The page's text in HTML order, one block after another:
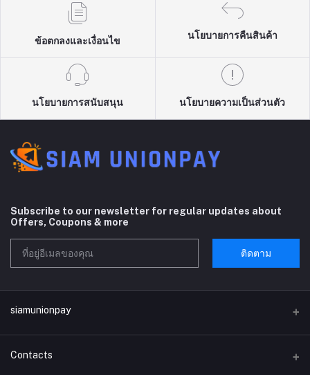
ข้อตกลงและเงื่อนไข
นโยบายการคืนสินค้า
นโยบายการสนับสนุน นโยบายความเป็นส่วนตัว
Subscribe to our newsletter for regular updates about
Offers, Coupons & more
ติดตาม
siamunionpay
Contacts